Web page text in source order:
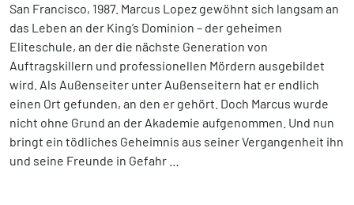
San Francisco, 1987. Marcus Lopez gewöhnt sich langsam an
das Leben an der King’s Dominion – der geheimen
Eliteschule, an der die nächste Generation von
Auftragskillern und professionellen Mördern ausgebildet
wird. Als Außenseiter unter Außenseitern hat er endlich
einen Ort gefunden, an den er gehört. Doch Marcus wurde
nicht ohne Grund an der Akademie aufgenommen. Und nun
bringt ein tödliches Geheimnis aus seiner Vergangenheit ihn
und seine Freunde in Gefahr …